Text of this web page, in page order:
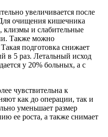
увеличивается после
очищения кишечника
и слабительные
Также можно
подготовка снижает
в 5 раз. Летальный исход
у 20% больных, а с
чувствительна к
как до операции, так и
уменьшает размер
ее роста, а также снимает